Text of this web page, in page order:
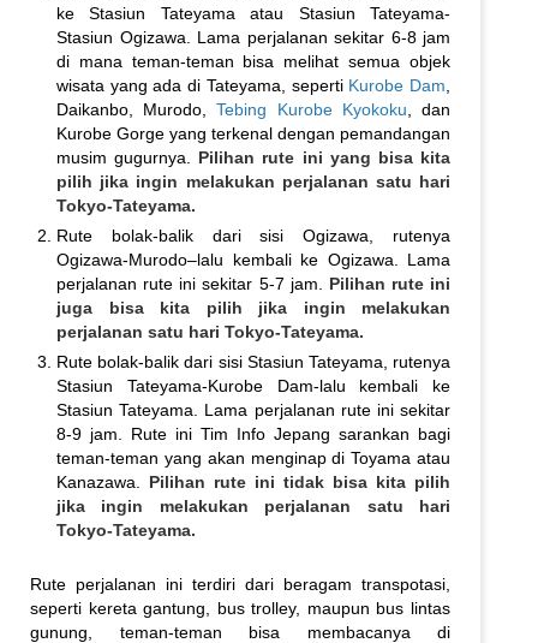
ke Stasiun Tateyama atau Stasiun Tateyama-
Stasiun Ogizawa. Lama perjalanan sekitar 6-8 jam
di mana teman-teman bisa melihat semua objek
wisata yang ada di Tateyama, seperti Kurobe Dam
Daikanbo, Murodo,Tebing Kurobe Kyokoku , dan
Kurobe Gorge yang terkenal dengan pemandangan
musim gugurnya. Pilihan rute ini yang bisa kita
pilih jika ingin melakukan perjalanan satu hari
Tokyo-Tateyama.
Rute bolak-balik dari sisi Ogizawa, rutenya
Ogizawa-Murodo–lalu kembali ke Ogizawa. Lama
perjalanan rute ini sekitar 5-7 jam. Pilihan rute ini
juga bisa kita pilih jika ingin melakukan
perjalanan satu hari Tokyo-Tateyama.
Rute bolak-balik dari sisi Stasiun Tateyama, rutenya
Stasiun Tateyama-Kurobe Dam-lalu kembali ke
Stasiun Tateyama. Lama perjalanan rute ini sekitar
8-9 jam. Rute ini Tim Info Jepang sarankan bagi
teman-teman yang akan menginap di Toyama atau
Kanazawa. Pilihan rute ini tidak bisa kita pilih
jika ingin melakukan perjalanan satu hari
Tokyo-Tateyama.
Rute perjalanan ini terdiri dari beragam transpotasi,
seperti kereta gantung, bus trolley, maupun bus lintas
gunung, teman-teman bisa membacanya di